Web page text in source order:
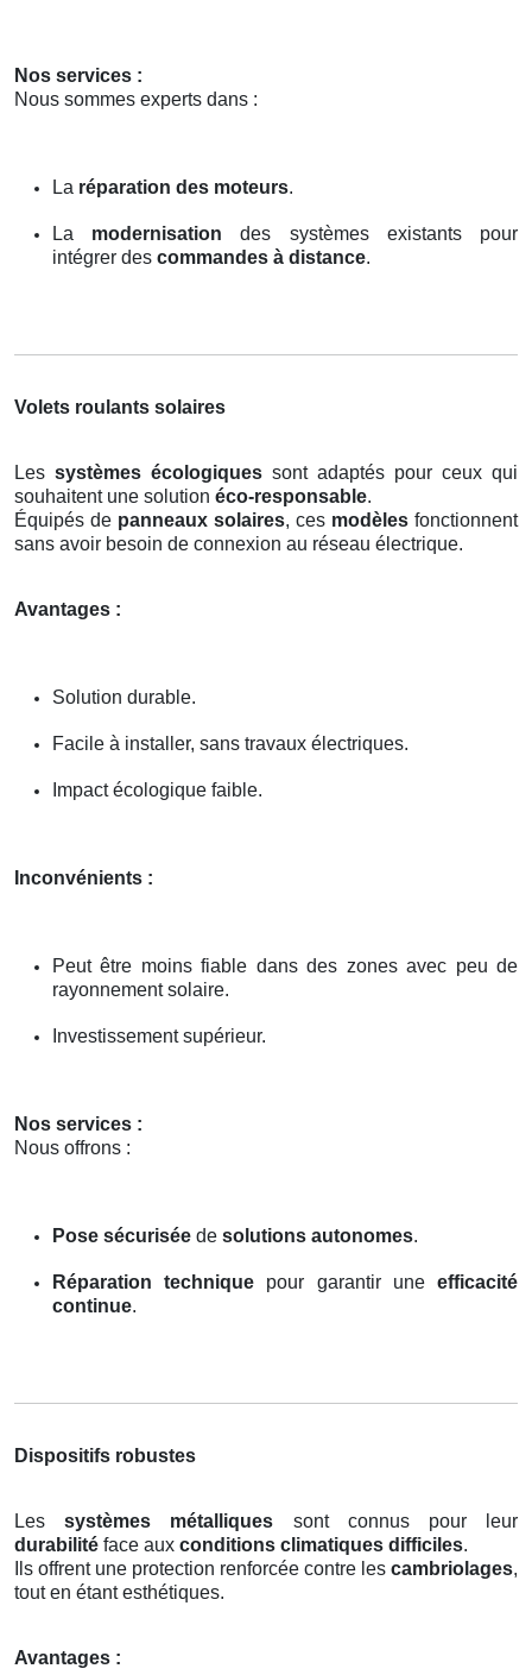
Nos services :
Nous sommes experts dans :
La réparation des moteurs.
La modernisation des systèmes existants pour
intégrer des commandes à distance.
Volets roulants solaires
Les systèmes écologiques sont adaptés pour ceux qui
souhaitent une solution éco-responsable.
Équipés de panneaux solaires, ces modèles fonctionnent
sans avoir besoin de connexion au réseau électrique.
Avantages :
Solution durable.
Facile à installer, sans travaux électriques.
Impact écologique faible.
Inconvénients :
Peut être moins fiable dans des zones avec peu de
rayonnement solaire.
Investissement supérieur.
Nos services :
Nous offrons :
Pose sécurisée de solutions autonomes.
Réparation technique pour garantir uneefficacité
continue.
Dispositifs robustes
Lessystèmes métalliques sont connus pour leur
durabilité face aux conditions climatiques difficiles.
Ils offrent une protection renforcée contre les cambriolages,
tout en étant esthétiques.
Avantages :